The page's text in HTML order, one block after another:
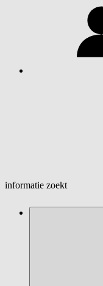
informatie zoekt